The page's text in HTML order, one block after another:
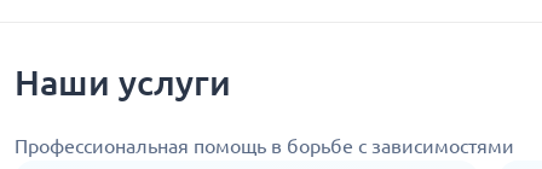
Наши услуги
Профессиональная помощь в борьбе с зависимостями